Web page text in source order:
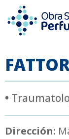
•
Dirección: